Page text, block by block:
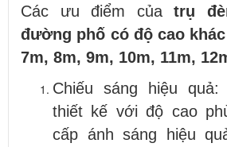
Các ưu điểm củatrụ
đường phố có độ cao
7m, 8m, 9m, 10m, 11m,
Chiếu sáng hiệu
thiết kế với độ cao
cấp ánh sáng hiệu